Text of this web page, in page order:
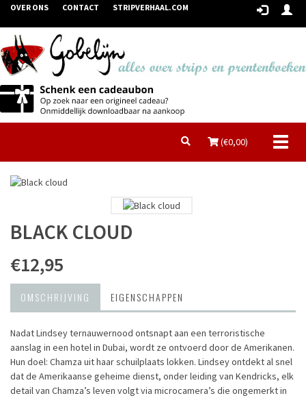
OVER ONS CONTACT STRIPVERHAAL.COM
(€0,00)
BLACK CLOUD
€12,95
OMSCHRIJVING EIGENSCHAPPEN
Nadat Lindsey ternauwernood ontsnapt aan een terroristische
aanslag in een hotel in Dubai, wordt ze ontvoerd door de Amerikanen.
Hun doel: Chamza uit haar schuilplaats lokken. Lindsey ontdekt al snel
dat de Amerikaanse geheime dienst, onder leiding van Kendricks, elk
detail van Chamza’s leven volgt via microcamera’s die ongemerkt in